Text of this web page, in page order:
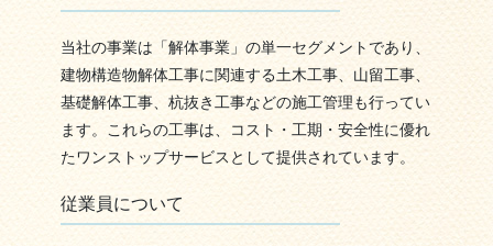
当社の事業は「解体事業」の単一セグメントであり、
建物構造物解体工事に関連する土木工事、山留工事、
基礎解体工事、杭抜き工事などの施工管理も行ってい
ます。これらの工事は、コスト・工期・安全性に優れ
たワンストップサービスとして提供されています。
従業員について